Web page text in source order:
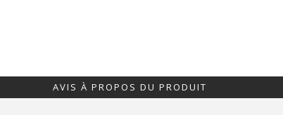
AVIS À PROPOS DU PRODUIT